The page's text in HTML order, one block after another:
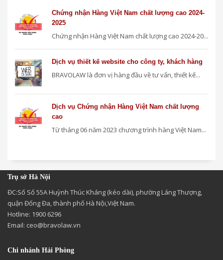
Chứng nhận Hàng Việt Nam chất lượng cao 2024-
2025
Chứng nhận Hàng Việt Nam chất lượng cao 2024-20...
Dịch vụ thiết kế website cho công ty, khách hàng
BRAVOLAW là đơn vị hàng đầu về tư vấn, thiết kế...
Dịch vụ Chứng nhận Hàng Việt Nam chất lượng
cao
Từ tháng 06 năm 2023 chương trình hàng Việt Nam...
Trụ sở Hà Nội
ĐC:Số Số 55A Huỳnh Thúc Kháng (kéo dài), phường Láng Thượng,
quận Đống Đa, thành phố Hà Nội,Việt Nam.
Hotline: 1900 6296
Email: ceo@bravolaw.vn
Chi nhánh Hải Phòng